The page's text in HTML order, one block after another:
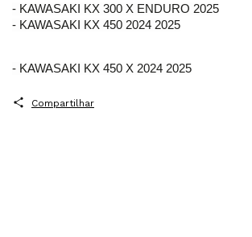
- KAWASAKI KX 300 X ENDURO 2025
- KAWASAKI KX 450 2024 2025
- KAWASAKI KX 450 X 2024 2025
Compartilhar